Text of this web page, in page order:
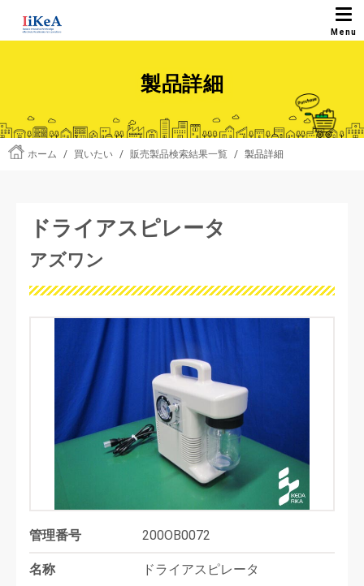
製品詳細
ホーム / 買いたい / 販売製品検索結果一覧 / 製品詳細
ドライアスピレータ
アズワン
管理番号 200OB0072
名称 ドライアスピレータ